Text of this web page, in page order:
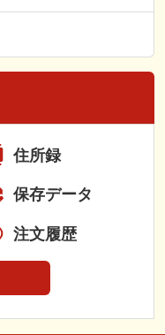
住所録
保存データ
注文履歴